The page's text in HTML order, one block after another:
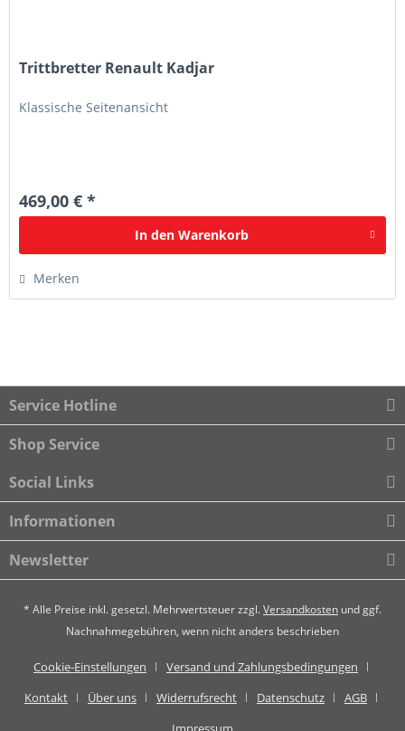
Trittbretter Renault Kadjar
Klassische Seitenansicht
469,00 € *
In den Warenkorb
Merken
Service Hotline
Shop Service
Social Links
Informationen
Newsletter
* Alle Preise inkl. gesetzl. Mehrwertsteuer zzgl.Versandkosten und ggf.
Nachnahmegebühren, wenn nicht anders beschrieben
Cookie-Einstellungen
Versand und Zahlungsbedingungen
Kontakt
Über uns Widerrufsrecht Datenschutz
AGB